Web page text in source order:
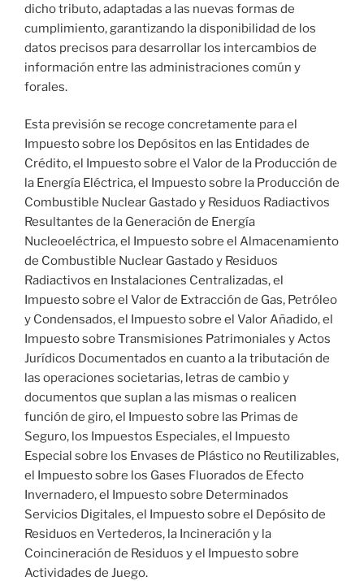
dicho tributo, adaptadas a las nuevas formas de
cumplimiento, garantizando la disponibilidad de los
datos precisos para desarrollar los intercambios de
información entre las administraciones común y
forales.
Esta previsión se recoge concretamente para el
Impuesto sobre los Depósitos en las Entidades de
Crédito, el Impuesto sobre el Valor de la Producción de
la Energía Eléctrica, el Impuesto sobre la Producción de
Combustible Nuclear Gastado y Residuos Radiactivos
Resultantes de la Generación de Energía
Nucleoeléctrica, el Impuesto sobre el Almacenamiento
de Combustible Nuclear Gastado y Residuos
Radiactivos en Instalaciones Centralizadas, el
Impuesto sobre el Valor de Extracción de Gas, Petróleo
y Condensados, el Impuesto sobre el Valor Añadido, el
Impuesto sobre Transmisiones Patrimoniales y Actos
Jurídicos Documentados en cuanto a la tributación de
las operaciones societarias, letras de cambio y
documentos que suplan a las mismas o realicen
función de giro, el Impuesto sobre las Primas de
Seguro, los Impuestos Especiales, el Impuesto
Especial sobre los Envases de Plástico no Reutilizables,
el Impuesto sobre los Gases Fluorados de Efecto
Invernadero, el Impuesto sobre Determinados
Servicios Digitales, el Impuesto sobre el Depósito de
Residuos en Vertederos, la Incineración y la
Coincineración de Residuos y el Impuesto sobre
Actividades de Juego.